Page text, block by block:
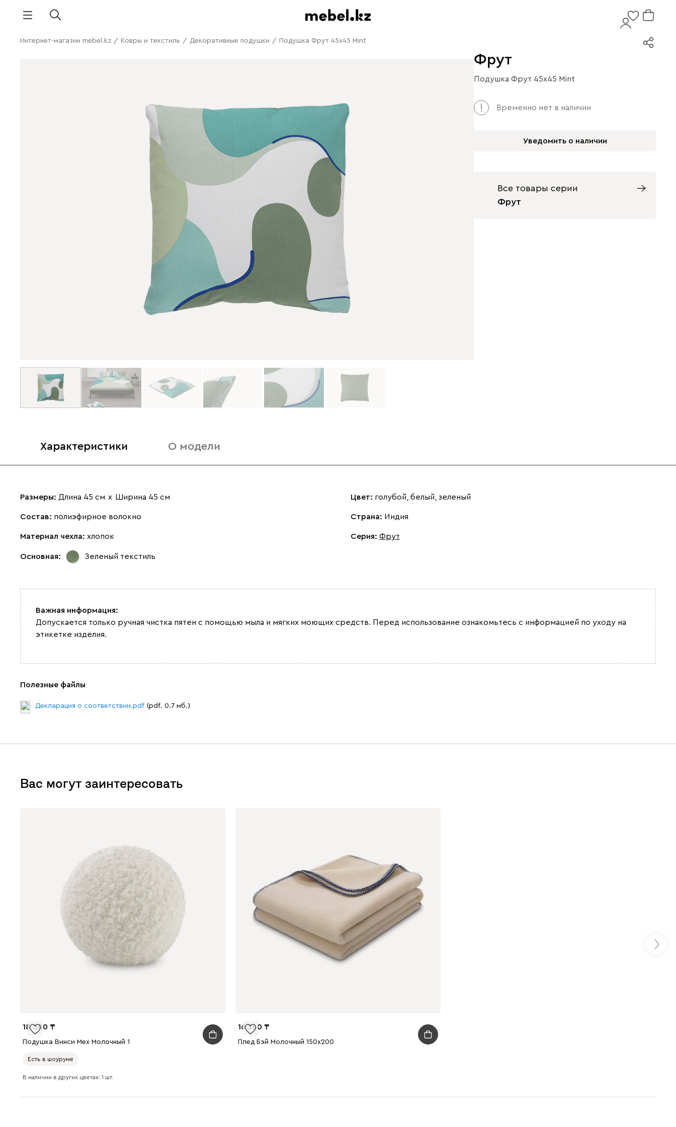
Интернет-магазин mebel.kz / Ковры и текстиль / Декоративные подушки / Подушка Фрут 45x45 Mint
Фрут
Подушка Фрут 45x45 Mint
Временно нет в наличии
Уведомить о наличии
Все товары серии
Фрут
Характеристики О модели
Размеры: Длина 45 см х Ширина 45 см
Состав: полиэфирное волокно
Материал чехла: хлопок
Основная: Зеленый текстиль
Цвет: голубой, белый, зеленый
Страна: Индия
Серия: Фрут
Важная информация:
Допускается только ручная чистка пятен с помощью мыла и мягких моющих средств. Перед использование ознакомьтесь с информацией по уходу на
этикетке изделия.
Полезные файлы
Декларация о соответствии.pdf (pdf. 0.7 мб.)
Вас могут заинтересовать
18 580
Подушка Винси Мех Молочный 1
Есть в шоуруме
В наличии в других цветах: 1 шт.
16 340
Плед Бэй Молочный 150x200